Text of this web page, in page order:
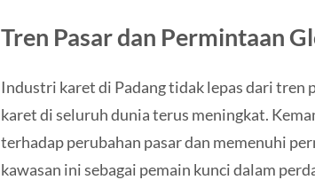
Tren Pasar dan Permintaan
Industri karet di Padang tidak lepas dari tren
karet di seluruh dunia terus meningkat.
terhadap perubahan pasar dan memenuhi
kawasan ini sebagai pemain kunci dalam